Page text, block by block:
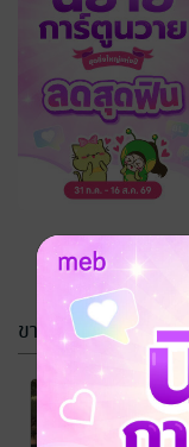
How deep is
your love?
รดน้ำดำรัก(ษ์)
แพรมน
นิยายรัก
ขายดี